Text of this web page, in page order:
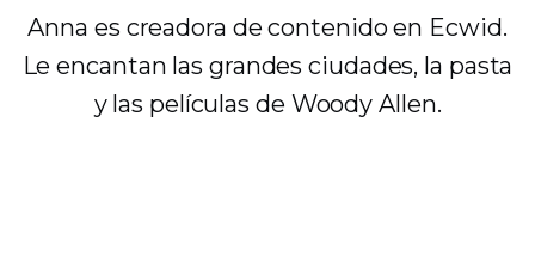
Anna es creadora de contenido en Ecwid.
Le encantan las grandes ciudades, la pasta
y las películas de Woody Allen.